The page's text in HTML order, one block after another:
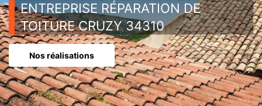
ENTREPRISE RÉPARATION DE
TOITURE CRUZY 34310
Nos réalisations